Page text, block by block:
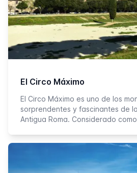
El Circo Máximo
El Circo Máximo es uno de los
sorprendentes y fascinantes de
Antigua Roma. Considerado